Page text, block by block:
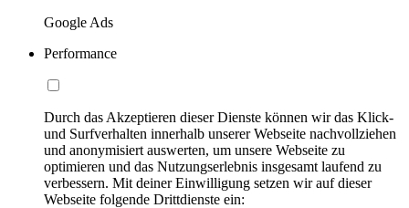
Google Ads
Performance
Durch das Akzeptieren dieser Dienste können wir das Klick-
und Surfverhalten innerhalb unserer Webseite nachvollziehen
und anonymisiert auswerten, um unsere Webseite zu
optimieren und das Nutzungserlebnis insgesamt laufend zu
verbessern. Mit deiner Einwilligung setzen wir auf dieser
Webseite folgende Drittdienste ein: